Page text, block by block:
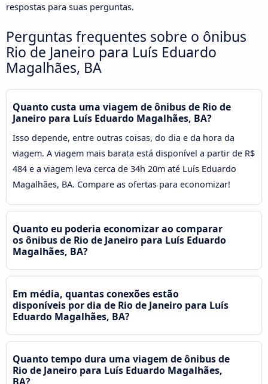
respostas para suas perguntas.
Perguntas frequentes sobre o ônibus
Rio de Janeiro para Luís Eduardo
Magalhães, BA
Quanto custa uma viagem de ônibus de Rio de
Janeiro para Luís Eduardo Magalhães, BA?
Isso depende, entre outras coisas, do dia e da hora da
viagem. A viagem mais barata está disponível a partir de R$
484 e a viagem leva cerca de 34h 20m até Luís Eduardo
Magalhães, BA. Compare as ofertas para economizar!
Quanto eu poderia economizar ao comparar
os ônibus de Rio de Janeiro para Luís Eduardo
Magalhães, BA?
Em média, quantas conexões estão
disponíveis por dia de Rio de Janeiro para Luís
Eduardo Magalhães, BA?
Quanto tempo dura uma viagem de ônibus de
Rio de Janeiro para Luís Eduardo Magalhães,